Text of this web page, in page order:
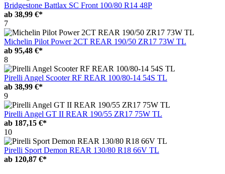
Bridgestone Battlax SC Front 100/80 R14 48P
ab 38,99 €*
7
Michelin Pilot Power 2CT REAR 190/50 ZR17 73W TL
ab 95,48 €*
8
Pirelli Angel Scooter RF REAR 100/80-14 54S TL
ab 38,99 €*
9
Pirelli Angel GT II REAR 190/55 ZR17 75W TL
ab 187,15 €*
10
Pirelli Sport Demon REAR 130/80 R18 66V TL
ab 120,87 €*